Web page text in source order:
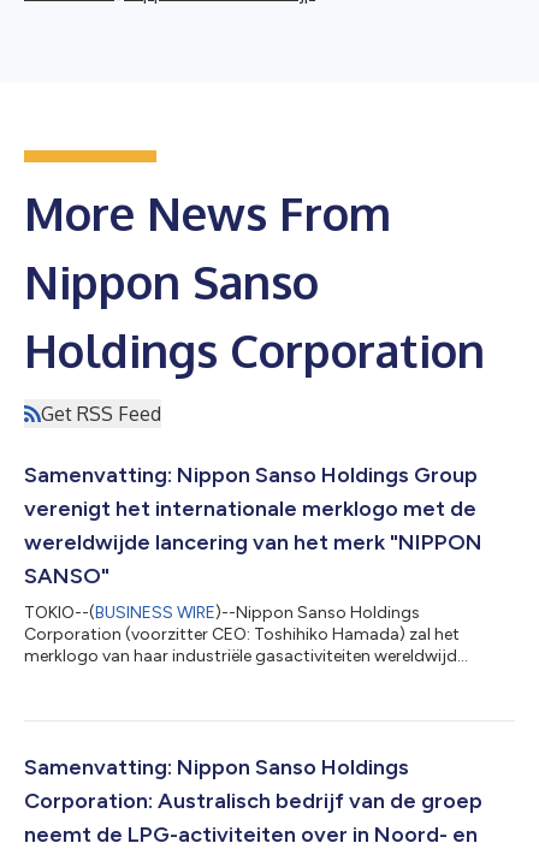
More News From
Nippon Sanso
Holdings Corporation
Get RSS Feed
Samenvatting: Nippon Sanso Holdings Group
verenigt het internationale merklogo met de
wereldwijde lancering van het merk "NIPPON
SANSO"
TOKIO--(BUSINESS WIRE)--Nippon Sanso Holdings
Corporation (voorzitter CEO: Toshihiko Hamada) zal het
merklogo van haar industriële gasactiviteiten wereldwijd
over de hele wereld aan de hand van hetzelfde merksymbool,
onze groep als eengemaakte entiteit onder een ruime waaier
belanghebbenden verder te verbeteren, en...
Samenvatting: Nippon Sanso Holdings
Corporation: Australisch bedrijf van de groep
neemt de LPG-activiteiten over in Noord- en